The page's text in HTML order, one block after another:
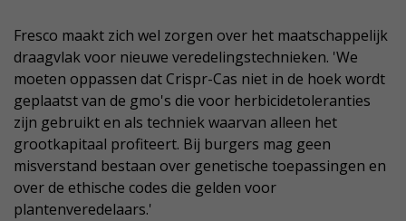
Fresco maakt zich wel zorgen over het maatschappelijk
draagvlak voor nieuwe veredelingstechnieken. 'We
moeten oppassen dat Crispr-Cas niet in de hoek wordt
geplaatst van de gmo's die voor herbicidetoleranties
zijn gebruikt en als techniek waarvan alleen het
grootkapitaal profiteert. Bij burgers mag geen
misverstand bestaan over genetische toepassingen en
over de ethische codes die gelden voor
plantenveredelaars.'